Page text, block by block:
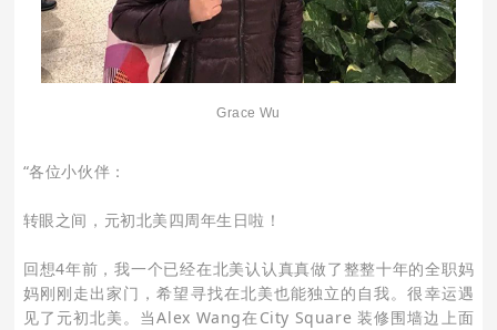
Grace Wu
“各位小伙伴：
转眼之间，元初北美四周年生日啦！
回想4年前，我一个已经在北美认认真真做了整整十年的全职妈
妈刚刚走出家门，希望寻找在北美也能独立的自我。很幸运遇
见了元初北美。当Alex Wang在City Square 装修围墙边上面